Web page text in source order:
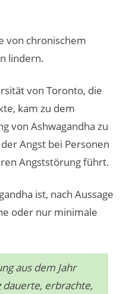
von chronischem
lindern.
von Toronto, die
kam zu dem
von Ashwagandha zu
Angst bei Personen
Angststörung führt.
ist, nach Aussage
oder nur minimale
aus dem Jahr
dauerte, erbrachte,